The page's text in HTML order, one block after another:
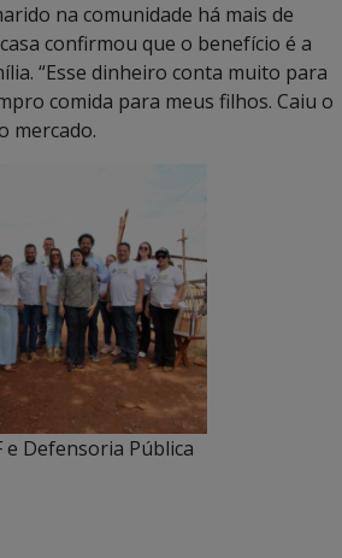
na comunidade há mais de
confirmou que o benefício é a
“Esse dinheiro conta muito para
comida para meus filhos. Caiu o
mercado.
e Defensoria Pública